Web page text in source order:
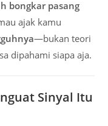
bongkar pasang
ajak kamu
—bukan teori
dipahami siapa aja.
Sinyal Itu